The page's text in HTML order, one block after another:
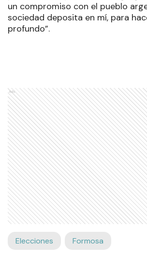
un compromiso con el pueblo
sociedad deposita en mí, para
profundo”.
Ads
Elecciones Formosa